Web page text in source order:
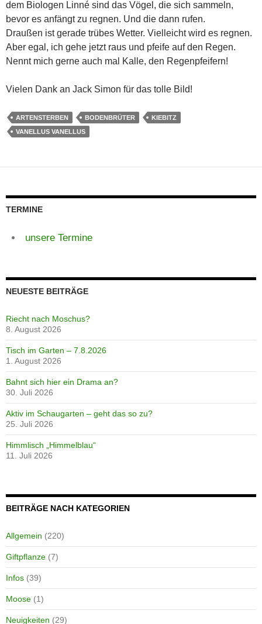
dem Biologen Linné sind das Vögel, die sich sammeln,
bevor es anfängt zu regnen. Und die dann rufen.
Draußen ist gerade trübes Wetter. Vielleicht wird es regnen.
Aber egal, ich gehe jetzt raus und pfeife auf den Regen.
Nennt mich gerne auch mal Kalle, den Regenpfeifern!
Vielen Dank an Jack Simon für das tolle Bild!
ARTENSTERBEN BODENBRÜTER
KIEBITZ
VANELLUS VANELLUS
TERMINE
unsere Termine
NEUESTE BEITRÄGE
Riecht nach Moschus?
8. August 2026
Tisch im Garten – 7.8.2026
1. August 2026
Bahnt sich hier ein Drama an?
30. Juli 2026
Aktiv im Schaugarten – geht das so zu?
25. Juli 2026
Himmlisch „Himmelblau“
11. Juli 2026
BEITRÄGE NACH KATEGORIEN
Allgemein (220)
Giftpflanze (7)
Infos (39)
Moose (1)
Neuigkeiten (29)